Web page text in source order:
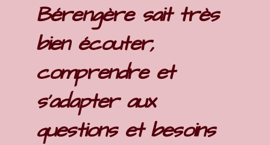
Bérengère sait très
bien écouter,
comprendre et
s'adapter aux
questions et besoins